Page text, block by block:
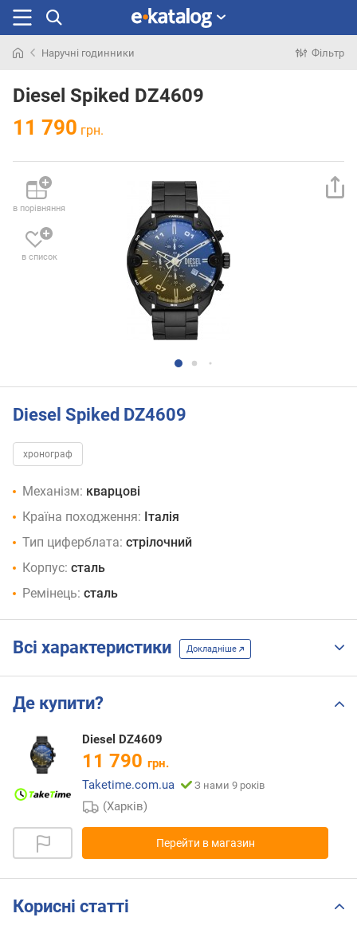
раніше
Наручні годинники Фільтр
Diesel Spiked DZ4609
11 790 грн.
в порівняння
в список
Diesel Spiked DZ4609
хронограф
Механізм: кварцові
Країна походження: Італія
Тип циферблата: стрілочний
Корпус: сталь
Ремінець: сталь
Всі характеристики Докладніше
Де купити?
Diesel DZ4609
11 790 грн.
Taketime.com.ua
З нами 9 років
(Харків)
Перейти в магазин
Корисні статті